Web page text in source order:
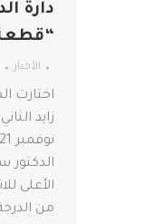
دارة
الأخبار
اختارت
زايد
الأعلى
من